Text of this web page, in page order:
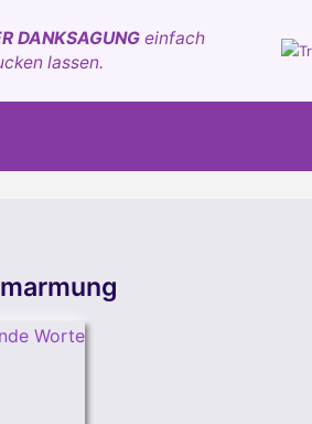
DANKSAGUNG einfach
lassen.